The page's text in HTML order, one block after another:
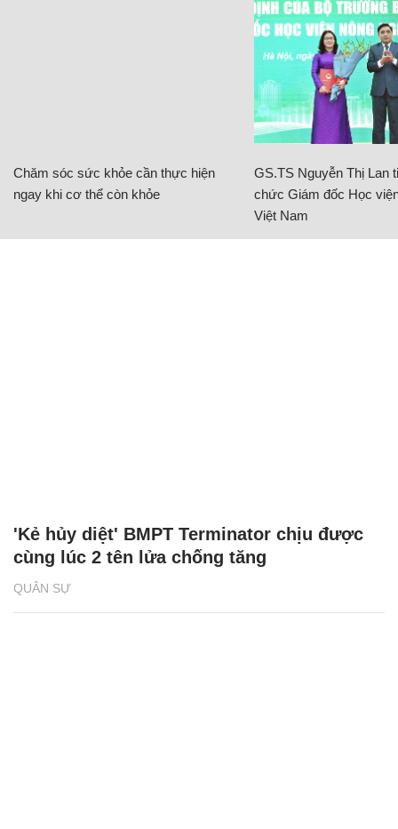
Chăm sóc sức khỏe cần thực hiện
ngay khi cơ thể còn khỏe
GS.TS Nguyễn Thị Lan
chức Giám đốc Học
Việt Nam
QUÂN SỰ
'Kẻ hủy diệt' BMPT Terminator chịu được
cùng lúc 2 tên lửa chống tăng